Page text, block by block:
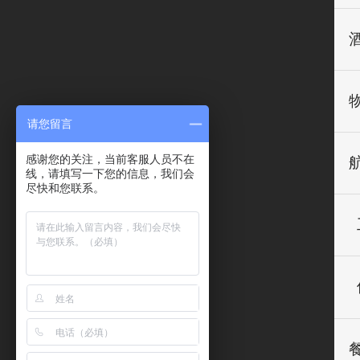
请您留言
感谢您的关注，当前客服人员不在
线，请填写一下您的信息，我们会
尽快和您联系。